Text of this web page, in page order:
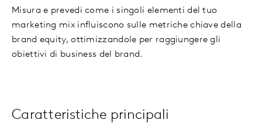
Misura e prevedi come i singoli elementi del tuo
marketing mix influiscono sulle metriche chiave della
brand equity, ottimizzandole per raggiungere gli
obiettivi di business del brand.
Caratteristiche principali